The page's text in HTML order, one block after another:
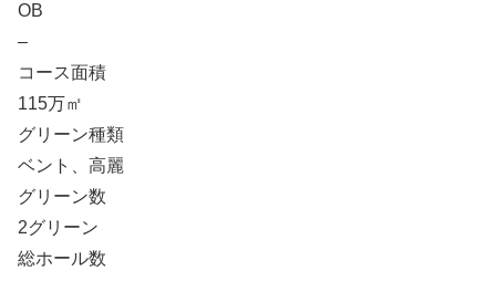
OB
–
コース面積
115万㎡
グリーン種類
ベント、高麗
グリーン数
2グリーン
総ホール数